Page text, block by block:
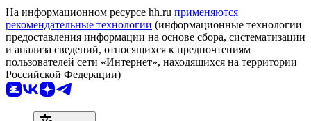
На информационном ресурсе hh.ru применяются
рекомендательные технологии (информационные технологии
предоставления информации на основе сбора, систематизации
и анализа сведений, относящихся к предпочтениям
пользователей сети «Интернет», находящихся на территории
Российской Федерации)